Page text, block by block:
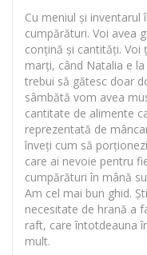
Cu meniul și
cumpărături. Voi avea
conțină și cantități. Voi
marți, când Natalia e
trebui să gătesc doar
sâmbătă vom avea
cantitate de alimente
reprezentată de
înveți cum să
care ai nevoie pentru
cumpărături în mână
Am cel mai bun ghid.
necesitate de hrană a
raft, care întotdeauna
mult.